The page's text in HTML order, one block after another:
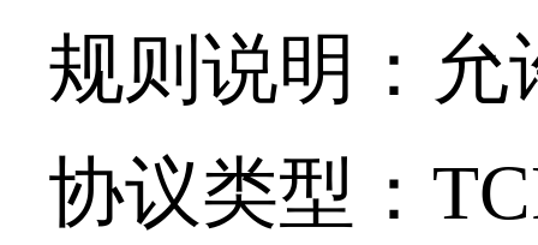
规则说明：允
协议类型：